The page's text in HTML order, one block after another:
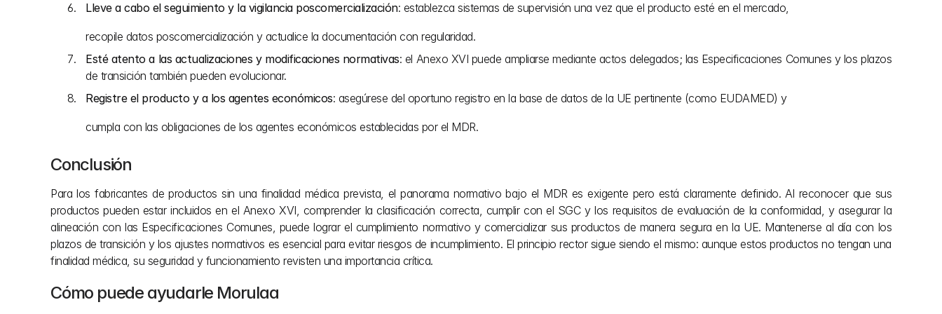
Lleve a cabo el seguimiento y la vigilancia poscomercialización: establezca sistemas de supervisión una vez que el producto esté en el mercado,
recopile datos poscomercialización y actualice la documentación con regularidad.
Esté atento a las actualizaciones y modificaciones normativas: el Anexo XVI puede ampliarse mediante actos delegados; las Especificaciones Comunes y los plazos
de transición también pueden evolucionar.
Registre el producto y a los agentes económicos: asegúrese del oportuno registro en la base de datos de la UE pertinente (como EUDAMED) y
cumpla con las obligaciones de los agentes económicos establecidas por el MDR.
Conclusión
Para los fabricantes de productos sin una finalidad médica prevista, el panorama normativo bajo el MDR es exigente pero está claramente definido. Al reconocer que sus
productos pueden estar incluidos en el Anexo XVI, comprender la clasificación correcta, cumplir con el SGC y los requisitos de evaluación de la conformidad, y asegurar la
alineación con las Especificaciones Comunes, puede lograr el cumplimiento normativo y comercializar sus productos de manera segura en la UE. Mantenerse al día con los
plazos de transición y los ajustes normativos es esencial para evitar riesgos de incumplimiento. El principio rector sigue siendo el mismo: aunque estos productos no tengan una
finalidad médica, su seguridad y funcionamiento revisten una importancia crítica.
Cómo puede ayudarle Morulaa